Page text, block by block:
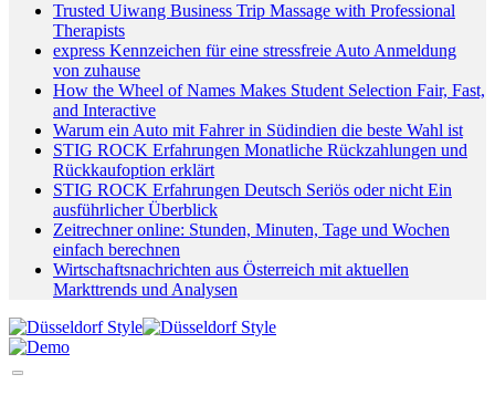
Trusted Uiwang Business Trip Massage with Professional
Therapists
express Kennzeichen für eine stressfreie Auto Anmeldung
von zuhause
How the Wheel of Names Makes Student Selection Fair, Fast,
and Interactive
Warum ein Auto mit Fahrer in Südindien die beste Wahl ist
STIG ROCK Erfahrungen Monatliche Rückzahlungen und
Rückkaufoption erklärt
STIG ROCK Erfahrungen Deutsch Seriös oder nicht Ein
ausführlicher Überblick
Zeitrechner online: Stunden, Minuten, Tage und Wochen
einfach berechnen
Wirtschaftsnachrichten aus Österreich mit aktuellen
Markttrends und Analysen